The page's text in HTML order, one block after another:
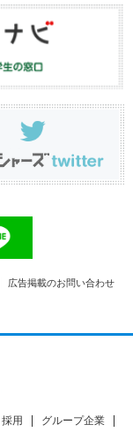
広告掲載のお問い合わせ
採用
グループ企業